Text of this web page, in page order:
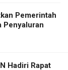
Pemerintah
Penyaluran
Hadiri Rapat